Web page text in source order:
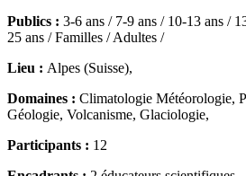
Publics : 3-6 ans / 7-9 ans / 10-13 ans /
25 ans / Familles / Adultes /
Lieu : Alpes (Suisse),
Domaines : Climatologie Météorologie,
Géologie, Volcanisme, Glaciologie,
Participants : 12